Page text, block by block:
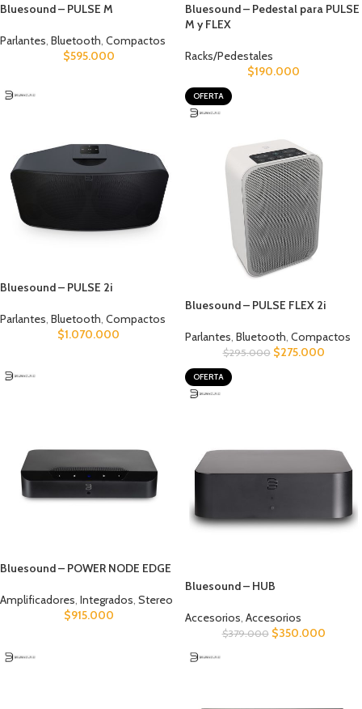
Bluesound – PULSE M
Parlantes, Bluetooth, Compactos
$595.000
Bluesound – Pedestal para PULSE
M y FLEX
Racks/Pedestales
$190.000
Bluesound – PULSE 2i
Parlantes, Bluetooth, Compactos
$1.070.000
OFERTA
Bluesound – PULSE FLEX 2i
Parlantes, Bluetooth, Compactos
$295.000 $275.000
Bluesound – POWER NODE EDGE
Amplificadores, Integrados, Stereo
$915.000
OFERTA
Bluesound – HUB
Accesorios, Accesorios
$379.000 $350.000